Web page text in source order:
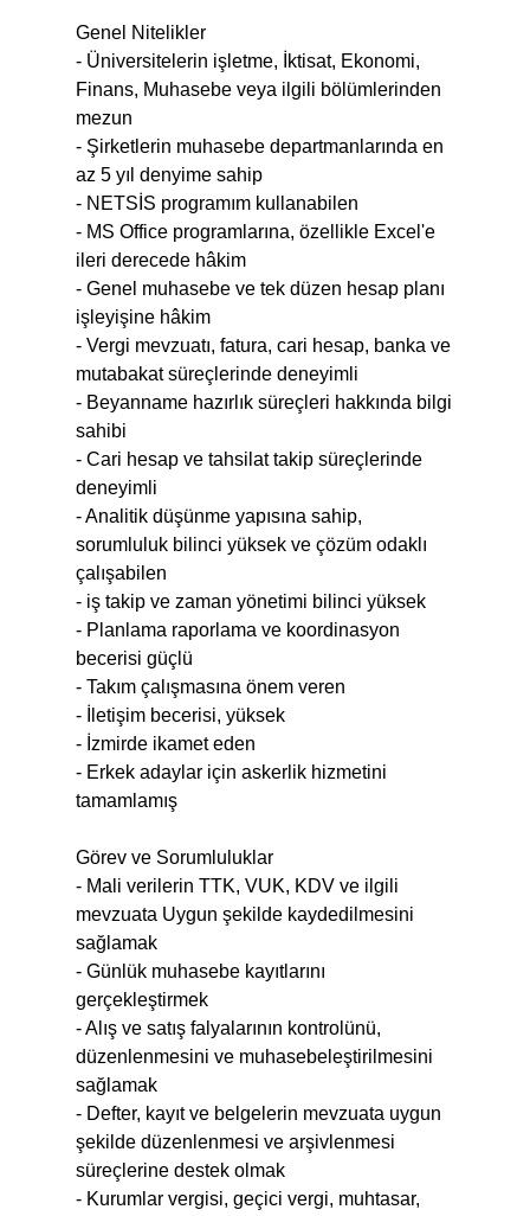
Genel Nitelikler
- Üniversitelerin işletme, İktisat, Ekonomi,
Finans, Muhasebe veya ilgili bölümlerinden
mezun
- Şirketlerin muhasebe departmanlarında en
az 5 yıl denyime sahip
- NETSİS programım kullanabilen
- MS Office programlarına, özellikle Excel'e
ileri derecede hâkim
- Genel muhasebe ve tek düzen hesap planı
işleyişine hâkim
- Vergi mevzuatı, fatura, cari hesap, banka ve
mutabakat süreçlerinde deneyimli
- Beyanname hazırlık süreçleri hakkında bilgi
sahibi
- Cari hesap ve tahsilat takip süreçlerinde
deneyimli
- Analitik düşünme yapısına sahip,
sorumluluk bilinci yüksek ve çözüm odaklı
çalışabilen
- iş takip ve zaman yönetimi bilinci yüksek
- Planlama raporlama ve koordinasyon
becerisi güçlü
- Takım çalışmasına önem veren
- İletişim becerisi, yüksek
- İzmirde ikamet eden
- Erkek adaylar için askerlik hizmetini
tamamlamış
Görev ve Sorumluluklar
- Mali verilerin TTK, VUK, KDV ve ilgili
mevzuata Uygun şekilde kaydedilmesini
sağlamak
- Günlük muhasebe kayıtlarını
gerçekleştirmek
- Alış ve satış falyalarının kontrolünü,
düzenlenmesini ve muhasebeleştirilmesini
sağlamak
- Defter, kayıt ve belgelerin mevzuata uygun
şekilde düzenlenmesi ve arşivlenmesi
süreçlerine destek olmak
- Kurumlar vergisi, geçici vergi, muhtasar,